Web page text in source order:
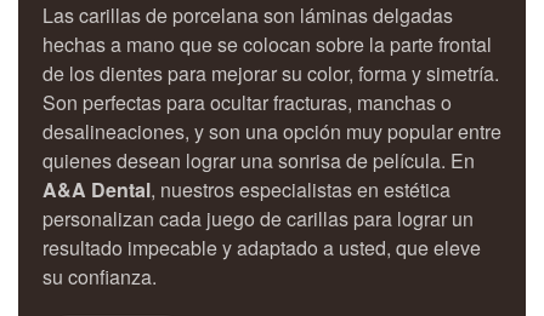
Las carillas de porcelana son láminas delgadas
hechas a mano que se colocan sobre la parte frontal
de los dientes para mejorar su color, forma y simetría.
Son perfectas para ocultar fracturas, manchas o
desalineaciones, y son una opción muy popular entre
quienes desean lograr una sonrisa de película. En
A&A Dental, nuestros especialistas en estética
personalizan cada juego de carillas para lograr un
resultado impecable y adaptado a usted, que eleve
su confianza.